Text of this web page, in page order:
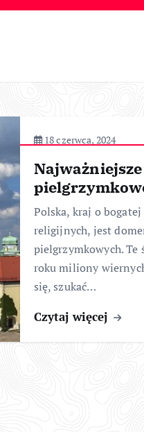
18 czerwca, 2024
Polska, kraj o
religijnych, jest
pielgrzymkowych. Te
roku miliony
się, szukać…
Czytaj więcej